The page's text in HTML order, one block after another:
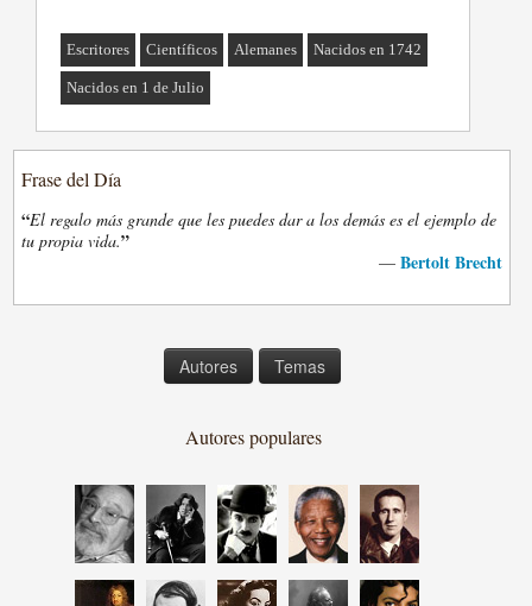
Escritores Científicos Alemanes Nacidos en 1742
Nacidos en 1 de Julio
Frase del Día
“El regalo más grande que les puedes dar a los demás es el ejemplo de
tu propia vida.”
— Bertolt Brecht
Autores Temas
Autores populares